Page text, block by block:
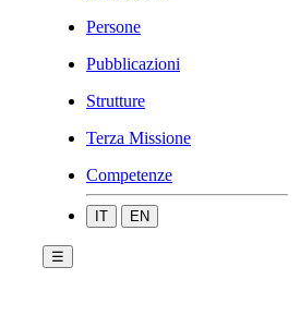
Persone
Pubblicazioni
Strutture
Terza Missione
Competenze
IT EN
☰